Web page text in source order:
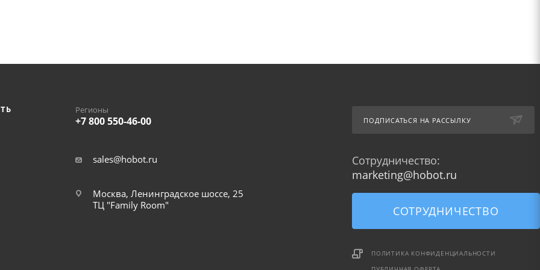
Регионы
+7 800 550-46-00
sales@hobot.ru
Москва, Ленинградское шоссе, 25
ТЦ "Family Room"
ПОДПИСАТЬСЯ НА РАССЫЛКУ
Сотрудничество:
marketing@hobot.ru
СОТРУДНИЧЕСТВО
ПОЛИТИКА КОНФИДЕНЦИАЛЬНОСТИ